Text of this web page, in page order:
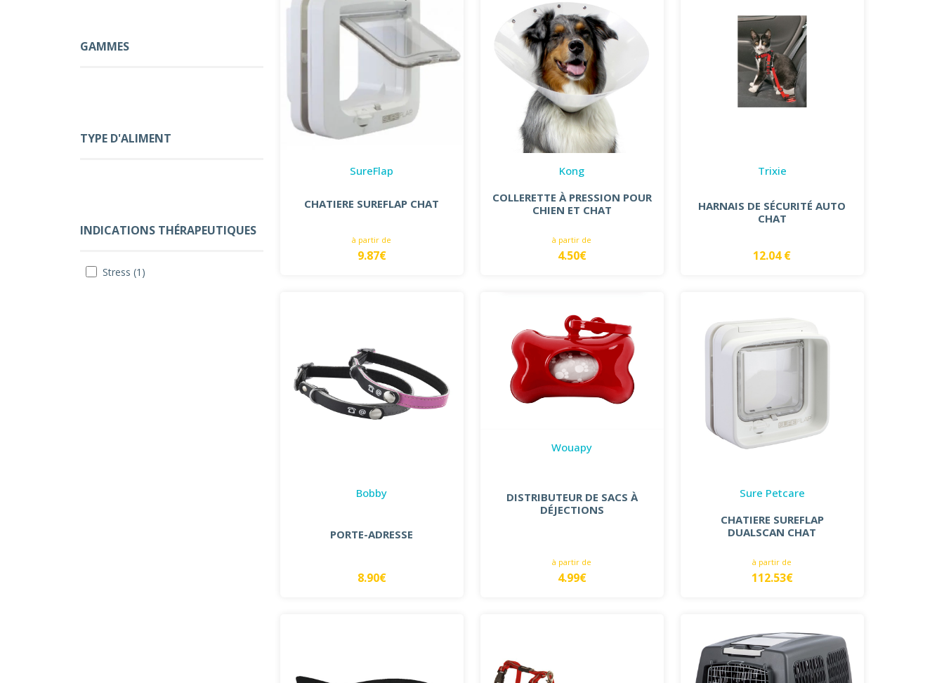
GAMMES
TYPE D'ALIMENT
INDICATIONS THÉRAPEUTIQUES
Stress (1)
SureFlap
CHATIERE SUREFLAP CHAT
à partir de
9.87€
Kong
COLLERETTE À PRESSION POUR
CHIEN ET CHAT
à partir de
4.50€
Trixie
HARNAIS DE SÉCURITÉ AUTO
CHAT
12.04 €
Bobby
PORTE-ADRESSE
8.90€
Wouapy
DISTRIBUTEUR DE SACS À
DÉJECTIONS
à partir de
4.99€
Sure Petcare
CHATIERE SUREFLAP
DUALSCAN CHAT
à partir de
112.53€